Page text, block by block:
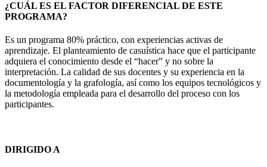
¿CUÁL ES EL FACTOR DIFERENCIAL DE ESTE
PROGRAMA?
Es un programa 80% práctico, con experiencias activas de
aprendizaje. El planteamiento de casuística hace que el participante
adquiera el conocimiento desde el “hacer” y no sobre la
interpretación. La calidad de sus docentes y su experiencia en la
documentología y la grafología, así como los equipos tecnológicos y
la metodología empleada para el desarrollo del proceso con los
participantes.
DIRIGIDO A